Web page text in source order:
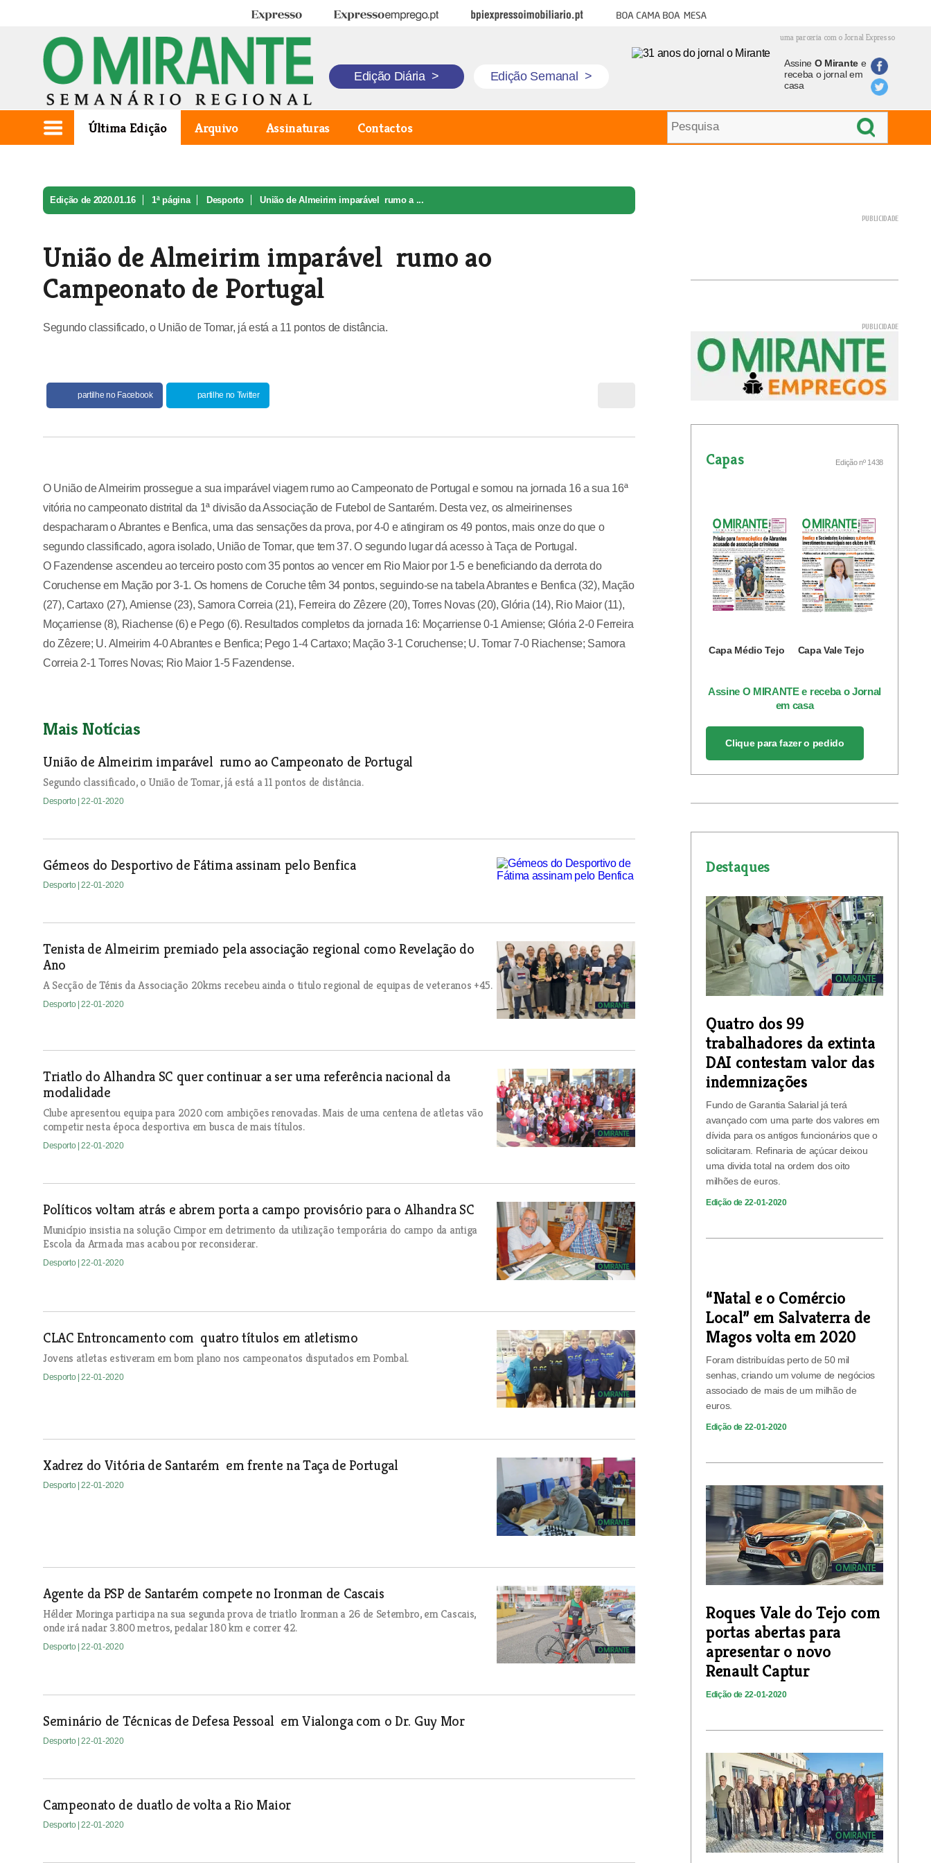
Expresso Expresso Emprego BPI Expresso Imobiliário Boa cama boa mesa
uma parceria com o Jornal Expresso
Edição Diária > Edição Semanal >
Assine O Mirantee
receba o jornal em
casa
Última Edição Arquivo Assinaturas Contactos
Edição de 2020.01.16 1ª página Desporto União de Almeirim imparável rumo a ...
União de Almeirim imparável rumo ao
Campeonato de Portugal
Segundo classificado, o União de Tomar, já está a 11 pontos de distância.
partilhe no Facebook partilhe no Twitter
O União de Almeirim prossegue a sua imparável viagem rumo ao Campeonato de Portugal e somou na jornada 16 a sua 16ª
vitória no campeonato distrital da 1ª divisão da Associação de Futebol de Santarém. Desta vez, os almeirinenses
despacharam o Abrantes e Benfica, uma das sensações da prova, por 4-0 e atingiram os 49 pontos, mais onze do que o
segundo classificado, agora isolado, União de Tomar, que tem 37. O segundo lugar dá acesso à Taça de Portugal.
O Fazendense ascendeu ao terceiro posto com 35 pontos ao vencer em Rio Maior por 1-5 e beneficiando da derrota do
Coruchense em Mação por 3-1. Os homens de Coruche têm 34 pontos, seguindo-se na tabela Abrantes e Benfica (32), Mação
(27), Cartaxo (27), Amiense (23), Samora Correia (21), Ferreira do Zêzere (20), Torres Novas (20), Glória (14), Rio Maior (11),
Moçarriense (8), Riachense (6) e Pego (6). Resultados completos da jornada 16: Moçarriense 0-1 Amiense; Glória 2-0 Ferreira
do Zêzere; U. Almeirim 4-0 Abrantes e Benfica; Pego 1-4 Cartaxo; Mação 3-1 Coruchense; U. Tomar 7-0 Riachense; Samora
Correia 2-1 Torres Novas; Rio Maior 1-5 Fazendense.
Mais Notícias
União de Almeirim imparável rumo ao Campeonato de Portugal
Segundo classificado, o União de Tomar, já está a 11 pontos de distância.
Desporto | 22-01-2020
Gémeos do Desportivo de Fátima assinam pelo Benfica
Desporto | 22-01-2020
Tenista de Almeirim premiado pela associação regional como Revelação do
Ano
A Secção de Ténis da Associação 20kms recebeu ainda o titulo regional de equipas de veteranos +45.
Desporto | 22-01-2020
Triatlo do Alhandra SC quer continuar a ser uma referência nacional da
modalidade
Clube apresentou equipa para 2020 com ambições renovadas. Mais de uma centena de atletas vão
competir nesta época desportiva em busca de mais títulos.
Desporto | 22-01-2020
Políticos voltam atrás e abrem porta a campo provisório para o Alhandra SC
Município insistia na solução Cimpor em detrimento da utilização temporária do campo da antiga
Escola da Armada mas acabou por reconsiderar.
Desporto | 22-01-2020
CLAC Entroncamento com quatro títulos em atletismo
Jovens atletas estiveram em bom plano nos campeonatos disputados em Pombal.
Desporto | 22-01-2020
Xadrez do Vitória de Santarém em frente na Taça de Portugal
Desporto | 22-01-2020
Agente da PSP de Santarém compete no Ironman de Cascais
Hélder Moringa participa na sua segunda prova de triatlo Ironman a 26 de Setembro, em Cascais,
onde irá nadar 3.800 metros, pedalar 180 km e correr 42.
Desporto | 22-01-2020
Seminário de Técnicas de Defesa Pessoal em Vialonga com o Dr. Guy Mor
Desporto | 22-01-2020
Campeonato de duatlo de volta a Rio Maior
Desporto | 22-01-2020
Capas Edição nº 1438
Capa Médio Tejo Capa Vale Tejo
Assine O MIRANTE e receba o Jornal
em casa
Clique para fazer o pedido
Destaques
Quatro dos 99
trabalhadores da extinta
DAI contestam valor das
indemnizações
Fundo de Garantia Salarial já terá
avançado com uma parte dos valores em
dívida para os antigos funcionários que o
solicitaram. Refinaria de açúcar deixou
uma divida total na ordem dos oito
milhões de euros.
Edição de 22-01-2020
“Natal e o Comércio
Local” em Salvaterra de
Magos volta em 2020
Foram distribuídas perto de 50 mil
senhas, criando um volume de negócios
associado de mais de um milhão de
euros.
Edição de 22-01-2020
Roques Vale do Tejo com
portas abertas para
apresentar o novo
Renault Captur
Edição de 22-01-2020